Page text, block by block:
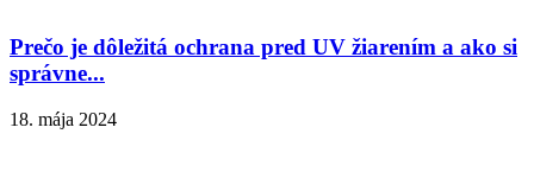
Prečo je dôležitá ochrana pred UV žiarením a ako si
správne...
18. mája 2024